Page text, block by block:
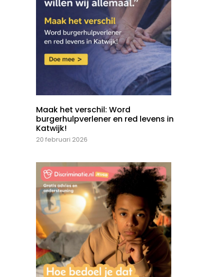
Maak het verschil: Word
burgerhulpverlener en red levens in
Katwijk!
20 februari 2026